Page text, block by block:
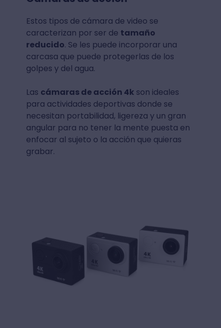
Fuente: Sony
Estos tipos de cámara de video se
caracterizan por ser detamaño
reducido. Se les puede incorporar una
carcasa que puede protegerlas de los
golpes y del agua.
enfocar al sujeto o la acción que quieras
grabar.